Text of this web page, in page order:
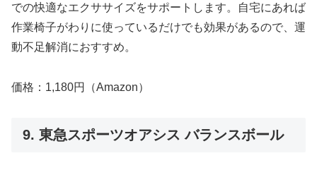
での快適なエクササイズをサポートします。自宅にあれば
作業椅子がわりに使っているだけでも効果があるので、運
動不足解消におすすめ。
価格：1,180円（Amazon）
9. 東急スポーツオアシス バランスボール